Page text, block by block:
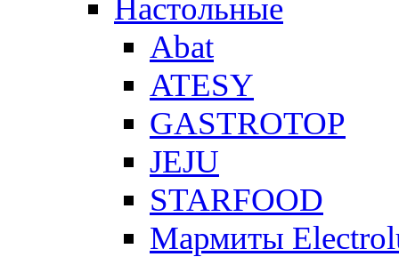
Настольные
Abat
ATESY
GASTROTOP
JEJU
STARFOOD
Мармиты